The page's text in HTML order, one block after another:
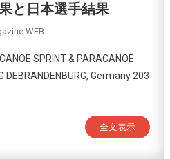
と日本選手結果
WEB
SPRINT & PARACANOE
DEBRANDENBURG, Germany 203
全文表示